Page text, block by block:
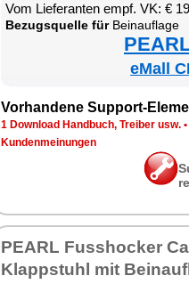
Vom Lie­fe­ran­ten empf. VK: €
Be­zugs­quel­le fürBein­auf­la­ge
eMall
Vor­han­de­ne Sup­port-
1 Down­load Hand­buch, Trei­ber usw. •
Kun­den­mei­nun­gen
PEARL Fuss­ho­cker
Klapp­stuhl mit